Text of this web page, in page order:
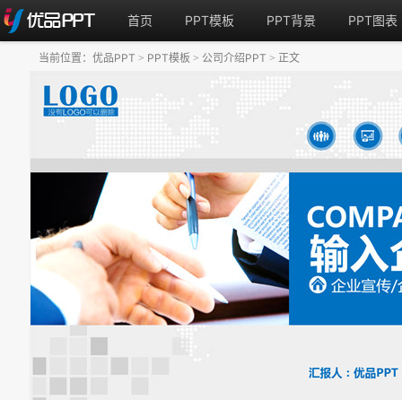
首页 PPT模板 PPT背景 PPT图表
当前位置： 优品PPT > PPT模板 > 公司介绍PPT > 正文